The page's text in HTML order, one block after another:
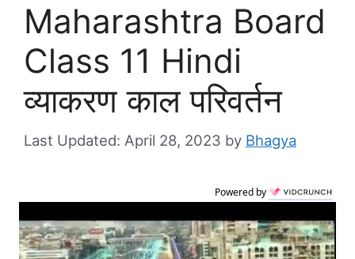
Maharashtra Board
Class 11 Hindi
व्याकरण काल परिवर्तन
April 28, 2023 by Bhagya
Powered by